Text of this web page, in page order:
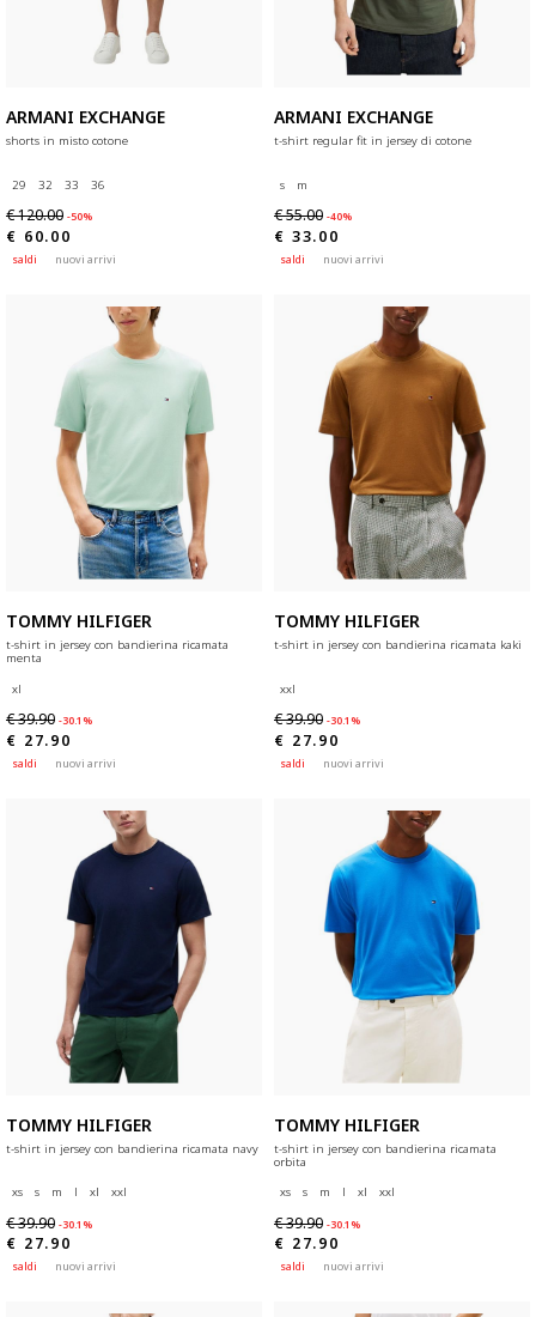
ARMANI EXCHANGE
shorts in misto cotone
29 32 33 36
€ 120.00 -50%
€ 60.00
saldi nuovi arrivi
ARMANI EXCHANGE
t-shirt regular fit in jersey di cotone
s m
€ 55.00 -40%
€ 33.00
saldi nuovi arrivi
TOMMY HILFIGER
t-shirt in jersey con bandierina ricamata
menta
xl
€ 39.90 -30.1%
€ 27.90
saldi nuovi arrivi
TOMMY HILFIGER
t-shirt in jersey con bandierina ricamata kaki
xxl
€ 39.90 -30.1%
€ 27.90
saldi nuovi arrivi
TOMMY HILFIGER
t-shirt in jersey con bandierina ricamata navy
xs s m l xl xxl
€ 39.90 -30.1%
€ 27.90
saldi nuovi arrivi
TOMMY HILFIGER
t-shirt in jersey con bandierina ricamata
orbita
xs
s m l xl xxl
€ 39.90 -30.1%
€ 27.90
saldi nuovi arrivi